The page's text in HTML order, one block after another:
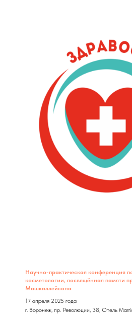
Научно-практическая конференция
косметологии, посвящённая памяти
Машкиллейсона
17 апреля 2025 года
г. Воронеж, пр. Революции, 38, Отель